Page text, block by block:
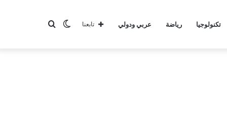
تكنولوجيا رياضة عربي ودولي بحثالوضع تابعنا